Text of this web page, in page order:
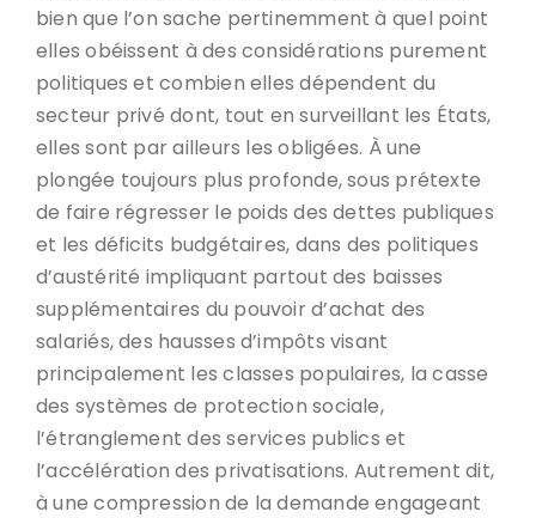
bien que l’on sache pertinemment à quel point
elles obéissent à des considérations purement
politiques et combien elles dépendent du
secteur privé dont, tout en surveillant les États,
elles sont par ailleurs les obligées. À une
plongée toujours plus profonde, sous prétexte
de faire régresser le poids des dettes publiques
et les déficits budgétaires, dans des politiques
d’austérité impliquant partout des baisses
supplémentaires du pouvoir d’achat des
salariés, des hausses d’impôts visant
principalement les classes populaires, la casse
des systèmes de protection sociale,
l’étranglement des services publics et
l’accélération des privatisations. Autrement dit,
à une compression de la demande engageant